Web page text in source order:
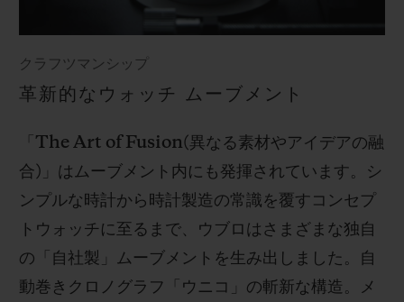
クラフツマンシップ
革新的なウォッチ ムーブメント
The Art of Fusion(異なる素材やアイデアの融
合) 」はムーブメント内にも発揮されています。シ
ンプルな時計から時計製造の常識を覆すコンセプ
トウォッチに至るまで、ウブロはさまざまな独自
の「自社製」ムーブメントを生み出しました。自
動巻きクロノグラフ「ウニコ」の斬新な構造。メ